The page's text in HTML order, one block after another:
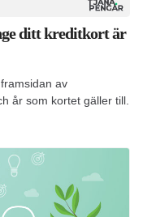
ditt kreditkort är
av
år som kortet gäller till.